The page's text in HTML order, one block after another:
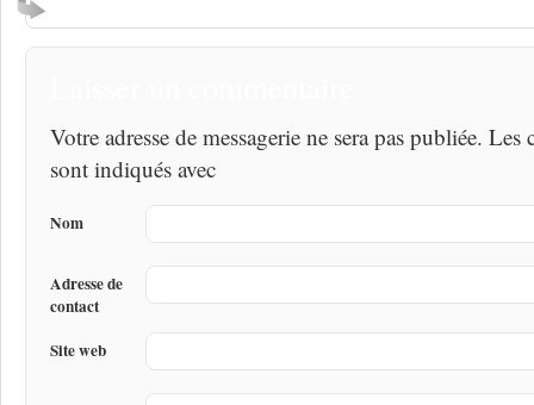
Votre adresse de messagerie ne sera pas publiée.
sont indiqués avec
Nom
Adresse de
contact
Site web